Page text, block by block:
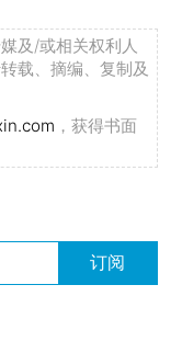
及/或相关权利人
载、摘编、复制及
，获得书面
订阅